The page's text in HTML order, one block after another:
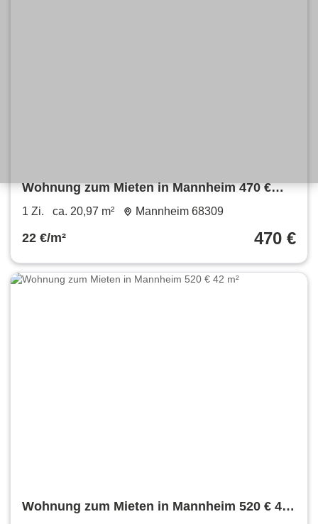
Wohnung zum Mieten in Mannheim 470 €
20.97 m²
1 Zi. ca. 20,97 m² Mannheim 68309
22 €/m² 470 €
Wohnung zum Mieten in Mannheim 520 € 42